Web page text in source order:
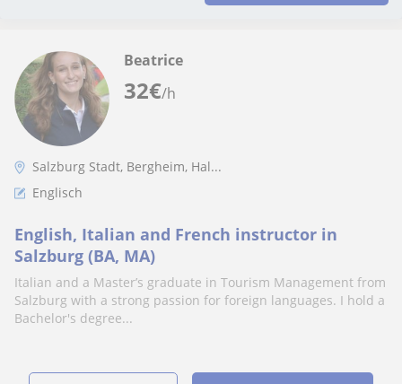
32€/h
Beatrice
Salzburg Stadt, Bergheim, Hal...
Englisch
English, Italian and French instructor in
Salzburg (BA, MA)
Italian and a Master’s graduate in Tourism Management from
Salzburg with a strong passion for foreign languages. I hold a
Bachelor's degree...